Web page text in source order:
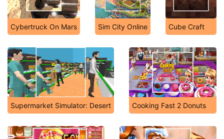
Cybertruck On Mars Sim City Online Cube Craft
Supermarket Simulator: Desert Cooking Fast 2 Donuts